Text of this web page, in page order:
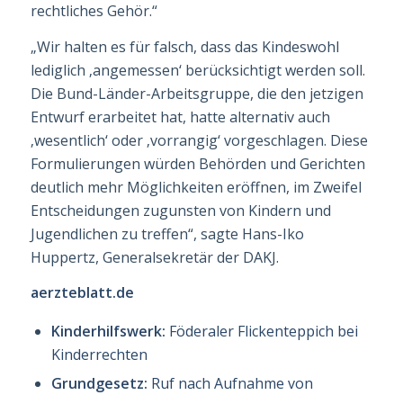
rechtliches Gehör.“
„Wir halten es für falsch, dass das Kindeswohl
lediglich ‚angemessen‘ berücksichtigt wer­den soll.
Die Bund-Länder-Arbeitsgruppe, die den jetzigen
Entwurf erarbeitet hat, hatte alternativ auch
‚wesentlich‘ oder ‚vorrangig‘ vorgeschlagen. Diese
Formulierungen würden Behörden und Gerichten
deutlich mehr Möglichkeiten eröffnen, im Zweifel
Entscheidun­gen zugunsten von Kindern und
Jugendlichen zu treffen“, sagte Hans-Iko
Huppertz, Ge­neral­sekretär der DAKJ.
aerzteblatt.de
Kinderhilfswerk: Föderaler Flickenteppich bei
Kinderrechten
Grundgesetz: Ruf nach Aufnahme von